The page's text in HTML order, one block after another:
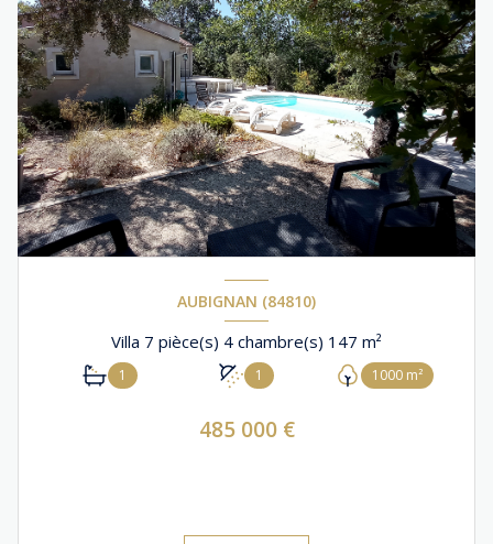
AUBIGNAN (84810)
Villa 7 pièce(s) 4 chambre(s) 147 m²
1 1 1000 m²
485 000 €